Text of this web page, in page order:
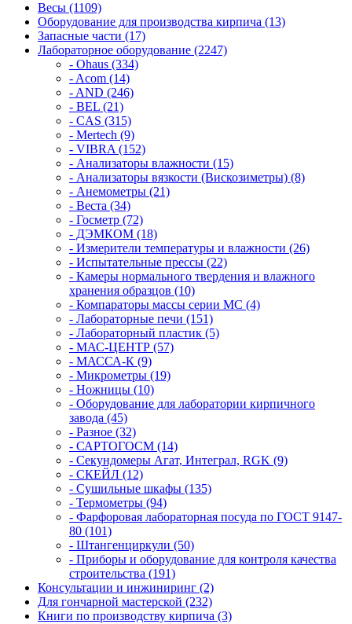
Весы (1109)
Оборудование для производства кирпича (13)
Запасные части (17)
Лабораторное оборудование (2247)
- Ohaus (334)
- Acom (14)
- AND (246)
- BEL (21)
- CAS (315)
- Mertech (9)
- VIBRA (152)
- Анализаторы влажности (15)
- Анализаторы вязкости (Вискозиметры) (8)
- Анемометры (21)
- Веста (34)
- Госметр (72)
- ДЭМКОМ (18)
- Измерители температуры и влажности (26)
- Испытательные прессы (22)
- Камеры нормального твердения и влажного
хранения образцов (10)
- Компараторы массы серии MC (4)
- Лабораторные печи (151)
- Лабораторный пластик (5)
- МАС-ЦЕНТР (57)
- МАССА-К (9)
- Микрометры (19)
- Ножницы (10)
- Оборудование для лаборатории кирпичного
завода (45)
- Разное (32)
- САРТОГОСМ (14)
- Секундомеры Агат, Интеграл, RGK (9)
- СКЕЙЛ (12)
- Сушильные шкафы (135)
- Термометры (94)
- Фарфоровая лабораторная посуда по ГОСТ 9147-
80 (101)
- Штангенциркули (50)
- Приборы и оборудование для контроля качества
строительства (191)
Консультации и инжиниринг (2)
Для гончарной мастерской (232)
Книги по производству кирпича (3)